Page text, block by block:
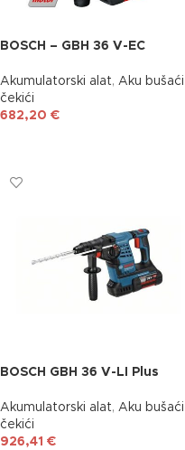
BOSCH – GBH 36 V-EC
Akumulatorski alat, Aku bušaći
čekići
682,20 €
BOSCH GBH 36 V-LI Plus
Akumulatorski alat, Aku bušaći
čekići
926,41 €